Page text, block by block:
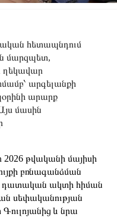
հետապնդում
մարզպետ,
ղեկավար
արգելանքի
արարք
մասին
2026 թվականի մայիսի
բռնագանձման
դատական ակտի հիման
սեփականության
և նրա